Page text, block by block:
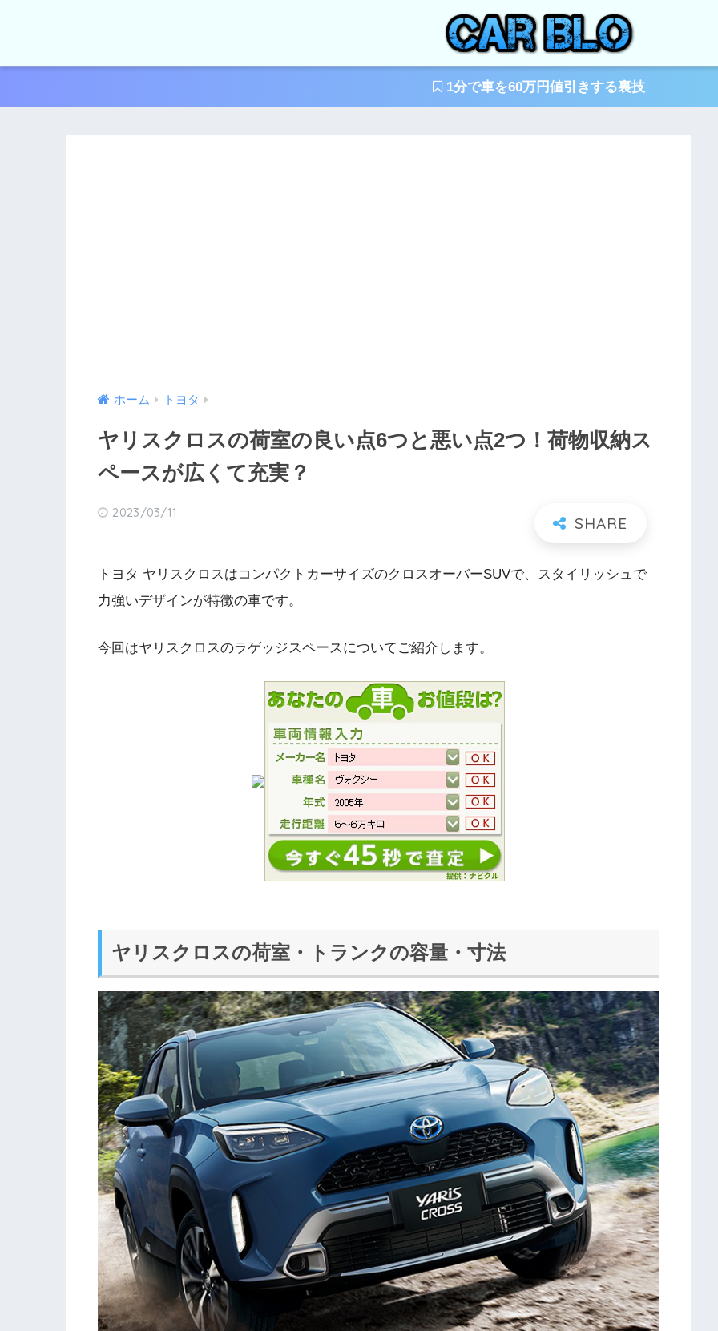
1分で車を60万円値引きする裏技
ホーム トヨタ
ヤリスクロスの荷室の良い点6つと悪い点2つ！荷物収納ス
ペースが広くて充実？
2023/03/11
トヨタ ヤリスクロスはコンパクトカーサイズのクロスオーバーSUVで、スタイリッシュで
力強いデザインが特徴の車です。
今回はヤリスクロスのラゲッジスペースについてご紹介します。
ヤリスクロスの荷室・トランクの容量・寸法